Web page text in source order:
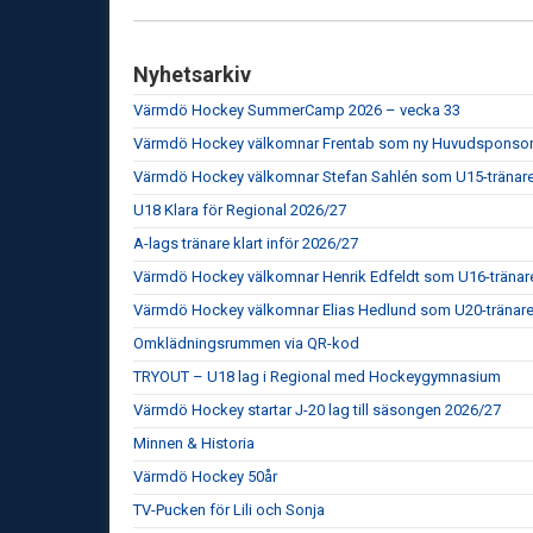
Nyhetsarkiv
Värmdö Hockey SummerCamp 2026 – vecka 33
Värmdö Hockey välkomnar Frentab som ny Huvudsponsor
Värmdö Hockey välkomnar Stefan Sahlén som U15-
U18 Klara för Regional 2026/27
A-lags tränare klart inför 2026/27
Värmdö Hockey välkomnar Henrik Edfeldt som U16-
Värmdö Hockey välkomnar Elias Hedlund som U20-tränare
Omklädningsrummen via QR-kod
TRYOUT – U18 lag i Regional med Hockeygymnasium
Värmdö Hockey startar J-20 lag till säsongen 2026/27
Minnen & Historia
Värmdö Hockey 50år
TV-Pucken för Lili och Sonja